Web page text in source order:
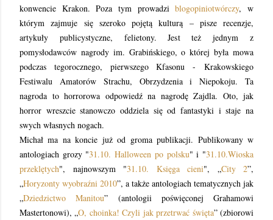
konwencie Krakon. Poza tym prowadziblogopiniotwórczy, w
którym zajmuje się szeroko pojętą kulturą – pisze recenzje,
artykuły publicystyczne, felietony. Jest też jednym z
pomysłodawców nagrody im. Grabińskiego, o której była mowa
podczas tegorocznego, pierwszego Kfasonu - Krakowskiego
Festiwalu Amatorów Strachu, Obrzydzenia i Niepokoju. Ta
nagroda to horrorowa odpowiedź na nagrodę Zajdla. Oto, jak
horror wreszcie stanowczo oddziela się od fantastyki i staje na
swych własnych nogach.
Michał ma na koncie już od groma publikacji. Publikowany w
antologiach grozy "31.10. Halloween po polsku" i "31.10.Wioska
przeklętych", najnowszym "31.10. Księga cieni", „City 2”,
„Horyzonty wyobraźni 2010”, a także antologiach tematycznych jak
„Dziedzictwo Manitou” (antologii poświęconej Grahamowi
Mastertonowi), „O, choinka! Czyli jak przetrwać święta” (zbiorowi